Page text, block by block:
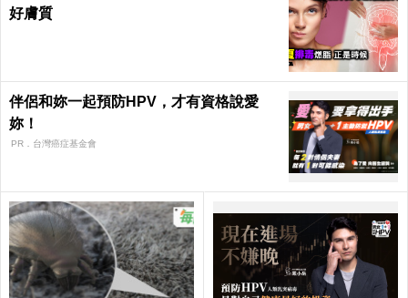
好膚質
伴侶和妳一起預防HPV，才有資格說愛
妳！
PR．台灣癌症基金會